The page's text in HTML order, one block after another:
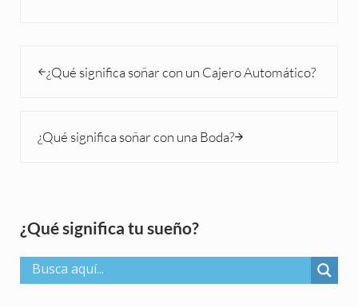
¿Qué significa soñar con un Cajero Automático?
¿Qué significa soñar con una Boda?
Sidebar
¿Qué significa tu sueño?